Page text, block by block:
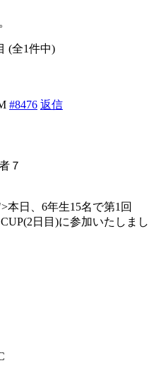
(全1件中)
#8476 返信
７
本日、6年生15名で第1回
日目)に参加いたしまし